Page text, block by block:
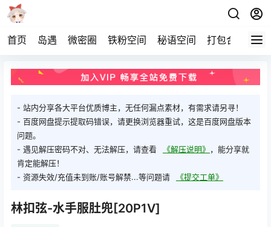
首页 岛遇 微密圈 铁粉空间 秘语空间 打包合集 关
- 站内分享各大平台优质博主，无任何漏点素材，有需求请另寻！
- 百度网盘提示提取码错误，请更换浏览器重试，这是百度网盘版本
问题。
- 遇见解压密码不对、无法解压，请查看
《解压说明》 ，能分享就
肯定能解压！
- 资源失效/充值未到账/账号解禁...等问题请
《提交工单》
林扣弦-水手服肚兜[20P1V]